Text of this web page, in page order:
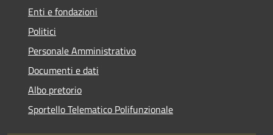
Enti e fondazioni
Politici
Personale Amministrativo
Documenti e dati
Albo pretorio
Sportello Telematico Polifunzionale